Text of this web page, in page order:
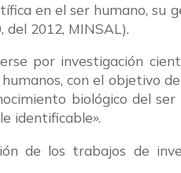
en el ser humano, su
2012, MINSAL).
por investigación
con el objetivo
biológico del ser
identificable».
de los trabajos de